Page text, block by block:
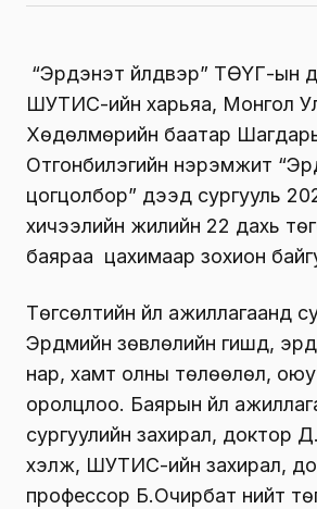
“Эрдэнэт үйлдвэр” ТӨҮГ-ын
ШУТИС-ийн харьяа, Монгол
Хөдөлмөрийн баатар
Отгонбилэгийн нэрэмжит
цогцолбор” дээд сургууль
хичээлийн жилийн 22 дахь
баяраа цахимаар зохион
Төгсөлтийн үйл ажиллагаанд
Эрдмийн зөвлөлийн гишүүд,
нар, хамт олны төлөөлөл,
оролцлоо. Баярын үйл
сургуулийн захирал, доктор
хэлж, ШУТИС-ийн захирал,
профессор Б.Очирбат нийт